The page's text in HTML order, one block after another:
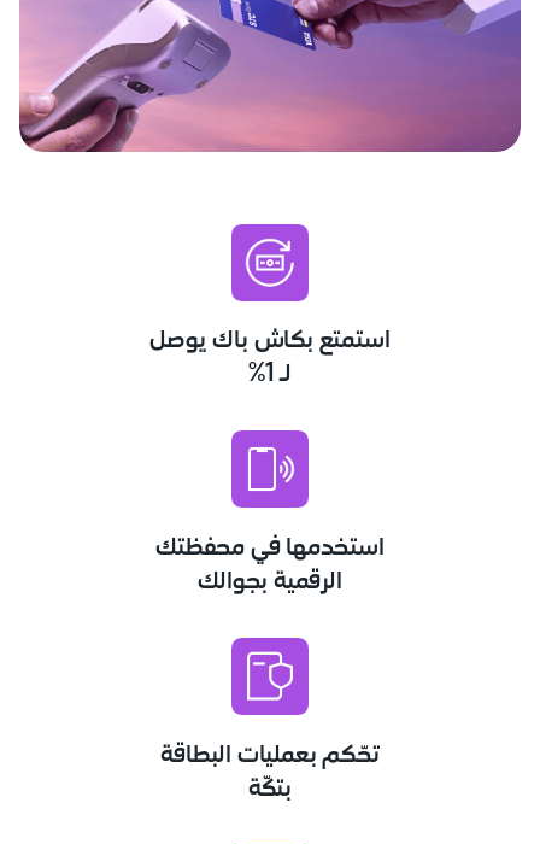
استمتع بكاش باك يوصل
لـ 1%
استخدمها في محفظتك
الرقمية بجوالك
تحّكم بعمليات البطاقة
بتكّة